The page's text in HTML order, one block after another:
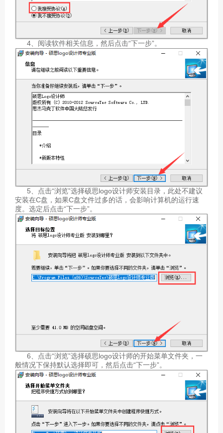
4、阅读软件相关信息，然后点击“下一步”。
5、点击“浏览”选择硕思logo设计师安装目录，此处不建议
安装在C盘，如果C盘文件过多的话，会影响计算机的运行速
度。选定后点击“下一步”。
6、点击“浏览”选择硕思logo设计师的开始菜单文件夹，一
般情况下保持默认选择即可，然后点击“下一步”。